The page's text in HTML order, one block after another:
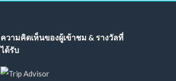
ความคิดเห็นของผู้เข้าชม & รางวัลที่
ได้รับ